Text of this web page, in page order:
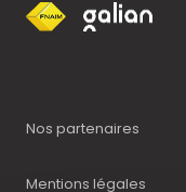
Nos partenaires
Mentions légales